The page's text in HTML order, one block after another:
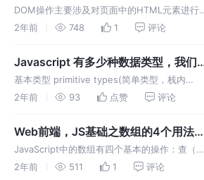
对象有哪些？DOM操作与BOM对象的
区别？
DOM操作主要涉及对页面中的HTML元素进行
增删改查等操作，用于操作网页的结构和内容；
的一些属性和方法，用于控制浏览器行为和获取
浏览器信息。简而言之，DOM操
2年前 748 1 评论
Javascript 有多少种数据类型，我们
该如何来判断?
基本类型 primitive types(简单类型，栈内
存)：字符串（String）、数字(Number)、布尔
（Undefined）、ES6新增的原始数据
2年前 93 点赞 评论
Web前端，JS基础之数组的4个用法，
查、改、增、删
JavaScript中的数组有四个基本的操作：查（读
取）、改（修改）、增（添加）、删（删除）。
2年前 511 1 评论